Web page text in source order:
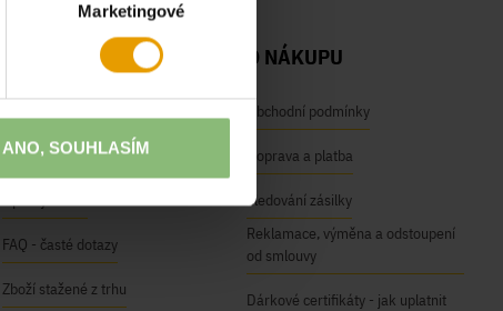
Marketingové
ANO, SOUHLASÍM
NAŠE SLUŽBY
Módní inspirace
Úpravy oděvů
FAQ - časté dotazy
Zboží stažené z trhu
O NÁKUPU
Obchodní podmínky
Doprava a platba
Sledování zásilky
Reklamace, výměna a odstoupení
od smlouvy
Dárkové certifikáty - jak uplatnit